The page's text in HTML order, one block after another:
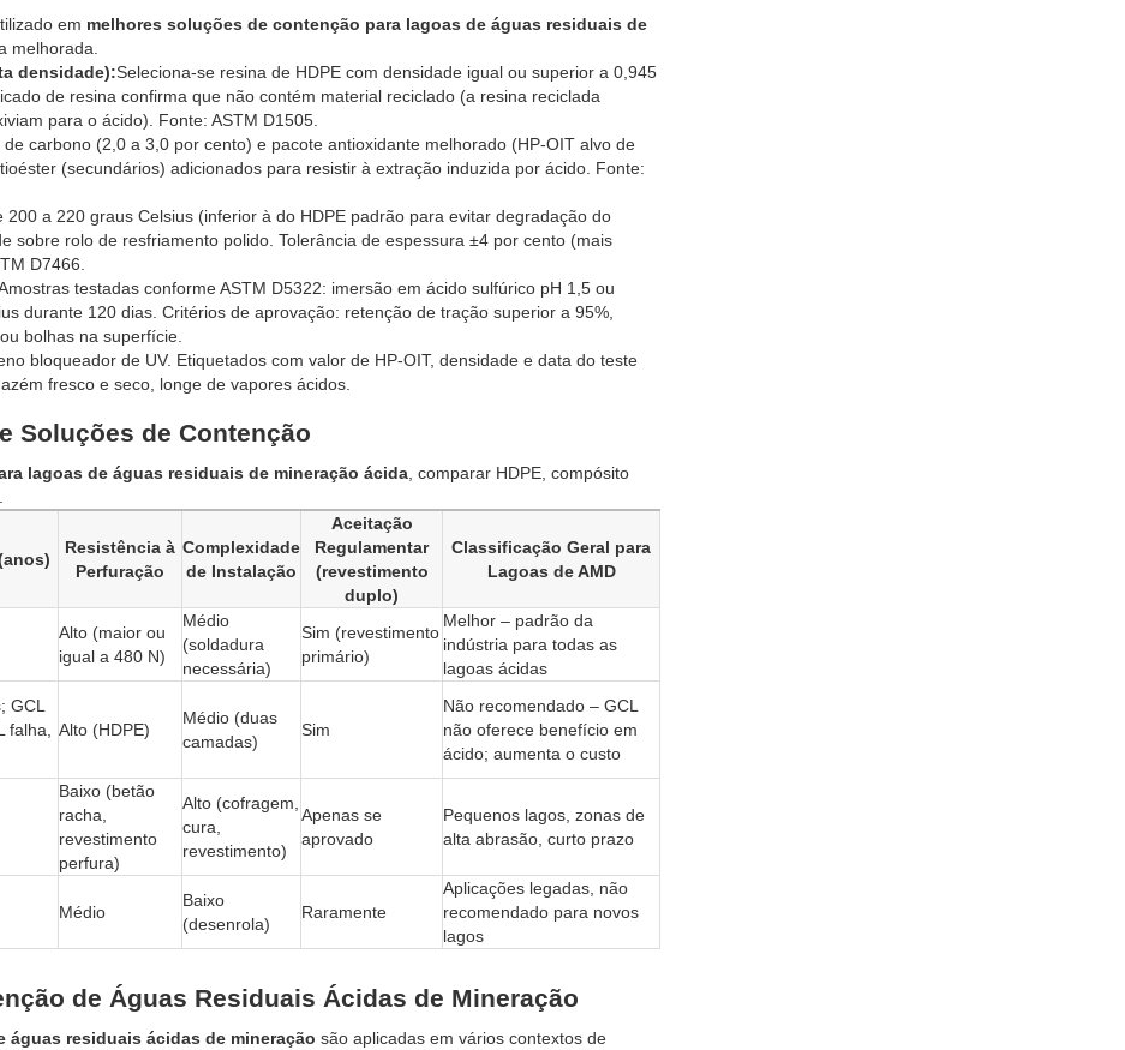
em melhores soluções de contenção para lagoas de águas residuais de
melhorada.
densidade):Seleciona-se resina de HDPE com densidade igual ou superior a 0,945
de resina confirma que não contém material reciclado (a resina reciclada
para o ácido). Fonte: ASTM D1505.
de carbono (2,0 a 3,0 por cento) e pacote antioxidante melhorado (HP-OIT alvo de
(secundários) adicionados para resistir à extração induzida por ácido. Fonte:
200 a 220 graus Celsius (inferior à do HDPE padrão para evitar degradação do
sobre rolo de resfriamento polido. Tolerância de espessura ±4 por cento (mais
D7466.
testadas conforme ASTM D5322: imersão em ácido sulfúrico pH 1,5 ou
durante 120 dias. Critérios de aprovação: retenção de tração superior a 95%,
bolhas na superfície.
bloqueador de UV. Etiquetados com valor de HP-OIT, densidade e data do teste
fresco e seco, longe de vapores ácidos.
Soluções de Contenção
lagoas de águas residuais de mineração ácida , comparar HDPE, compósito
Resistência à
Perfuração
Complexidade
de Instalação
Aceitação
Regulamentar
(revestimento
duplo)
Classificação Geral para
Lagoas de AMD
Alto (maior ou
igual a 480 N)
Médio
(soldadura
necessária)
Sim (revestimento
primário)
Melhor – padrão da
indústria para todas as
lagoas ácidas
GCL
falha,
Alto (HDPE)
Médio (duas
camadas)
Sim
Não recomendado – GCL
não oferece benefício em
ácido; aumenta o custo
Baixo (betão
racha,
revestimento
perfura)
Alto (cofragem,
cura,
revestimento)
Apenas se
aprovado
Pequenos lagos, zonas de
alta abrasão, curto prazo
Médio
Baixo
(desenrola)
Raramente
Aplicações legadas, não
recomendado para novos
lagos
de Águas Residuais Ácidas de Mineração
residuais ácidas de mineração são aplicadas em vários contextos de